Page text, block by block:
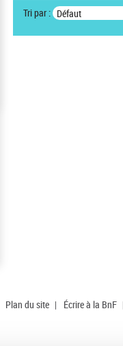
Tri par : Défaut
Plan du site | Écrire à la BnF